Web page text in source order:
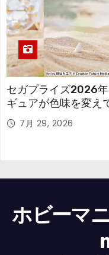
セガプライズ2026
ギュアが色味を変え
7月 29, 2026
ホビーマ